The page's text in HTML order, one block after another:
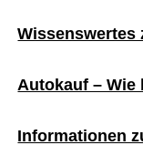
Wissenswertes
Autokauf – Wie
Informationen